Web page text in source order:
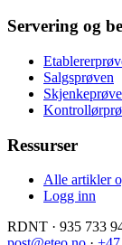
Servering og
Salgsprøven
Ressurser
Alle artikler
Logg inn
RDNT · 935 733